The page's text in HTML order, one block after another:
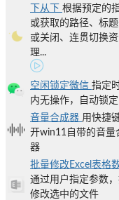
下从下 根据预定的
或获取的路径、标
或关闭、连贯切换
理...
空闲锁定微信 指定
内无操作，自动锁定
音量合成器 用快捷键
开win11自带的音量
器
批量修改Excel表格
通过用户指定参数
修改选中的文件